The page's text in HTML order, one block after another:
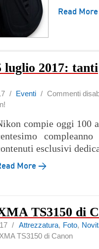
Read
luglio 2017: tanti
/ Eventi/ Commenti
compie oggi 100
esclusivi
More →
TS3150 di
/Attrezzatura, Foto,
TS3150 di Canon